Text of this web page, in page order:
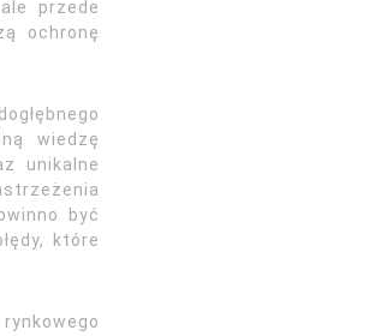
przede
ochronę
wiedzę
unikalne
być
które